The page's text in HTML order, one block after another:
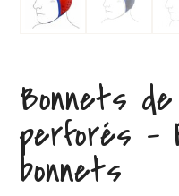
Bonnets
perforés –
bonnets